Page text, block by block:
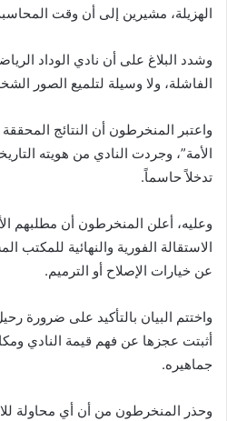
الهزيلة، مشيرين إلى أن وقت
وشدد البلاغ على أن نادي الوداد
الفاشلة، ولا وسيلة لتلميع الصور
واعتبر المنخرطون أن النتائج
الأمة”، وجردت النادي من هويته
تدخلاً حاسماً.
وعليه، أعلن المنخرطون أن مطلبهم
الاستقالة الفورية والنهائية
عن خيارات الإصلاح أو الترميم.
واختتم البيان بالتأكيد على ضرورة
أثبتت عجزها عن فهم قيمة النادي
جماهيره.
وحذر المنخرطون من أن أي محاولة